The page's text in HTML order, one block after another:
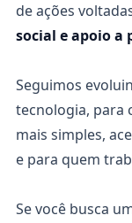
de ações
social e apoio a
Seguimos
tecnologia, para
mais simples,
e para quem
Se você busca